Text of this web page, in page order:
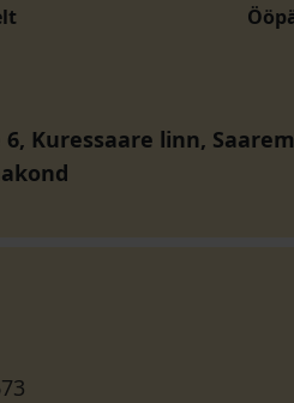
6, Kuressaare linn,